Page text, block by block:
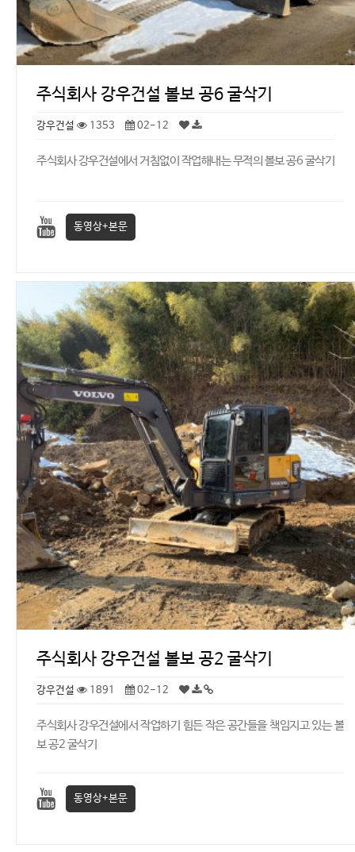
주식회사 강우건설 볼보 공6 굴삭기
강우건설 1353 02-12
주식회사 강우건설에서 거침없이 작업해내는 무적의 볼보 공6 굴삭기
동영상+본문
주식회사 강우건설 볼보 공2 굴삭기
강우건설 1891 02-12
주식회사 강우건설에서 작업하기 힘든 작은 공간들을 책임지고 있는 볼
보 공2 굴삭기
동영상+본문